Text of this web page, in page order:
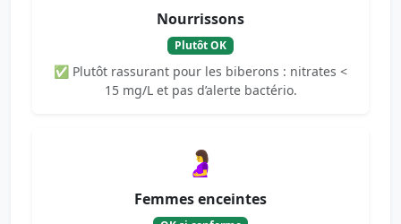
Nourrissons
Plutôt OK
✅ Plutôt rassurant pour les biberons : nitrates <
15 mg/L et pas d’alerte bactério.
🤰
Femmes enceintes